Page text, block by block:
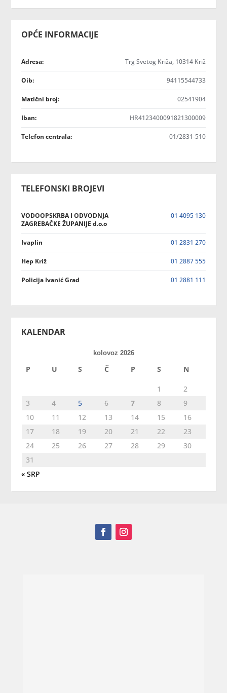
OPĆE INFORMACIJE
Adresa: Trg Svetog Križa, 10314 Križ
Oib: 94115544733
Matični broj: 02541904
Iban: HR4123400091821300009
Telefon centrala: 01/2831-510
TELEFONSKI BROJEVI
VODOOPSKRBA I ODVODNJA
ZAGREBAČKE ŽUPANIJE d.o.o
01 4095 130
Ivaplin 01 2831 270
Hep Križ 01 2887 555
Policija Ivanić Grad 01 2881 111
KALENDAR
kolovoz 2026
P U S Č P S N
1
2
3
4 5 6 7 8
9
10
11 12 13 14 15
16
17
18 19 20 21 22
23
24
25 26 27 28 29
30
31
« SRP